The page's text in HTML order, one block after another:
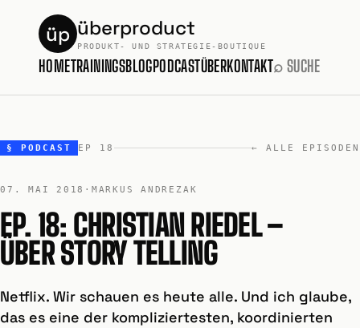
üp überproduct
PRODUKT- UND STRATEGIE-BOUTIQUE
HOMETRAININGSBLOGPODCASTÜBERKONTAKT⌕ SUCHE
§ PODCAST EP 18 ← ALLE EPISODEN
07. MAI 2018 · MARKUS ANDREZAK
EP. 18: CHRISTIAN RIEDEL –
ÜBER STORY TELLING
Netflix. Wir schauen es heute alle. Und ich glaube,
das es eine der kompliziertesten, koordinierten